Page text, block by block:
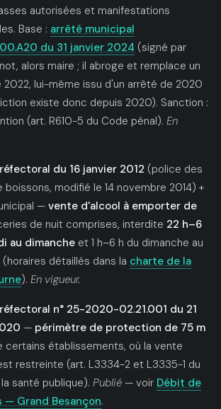
autorisées et manifestations
Base : arrêté municipal
du 31 janvier 2024 (signé par
alors maire ; il abroge et remplace un
2022, lui-même issu d'un arrêté de 2020
existe donc depuis 2020). Sanction :
(art. R610-5 du Code pénal). En
du 16 janvier 2012 (police des
boissons, modifié le 14 novembre 2014) +
—vente d'alcool à emporter de
de nuit comprises, interdite 22 h–6
au dimancheet 1 h–6 h du dimanche au
détaillés dans la charte de la
). En vigueur.
n° 25-2020-02.21.001 du 21
— périmètre de protection de 75 m
certains établissements, où la vente
restreinte (art. L3334-2 et L3335-1 du
santé publique). Publié— voir Débit de
— Grand Besançon.